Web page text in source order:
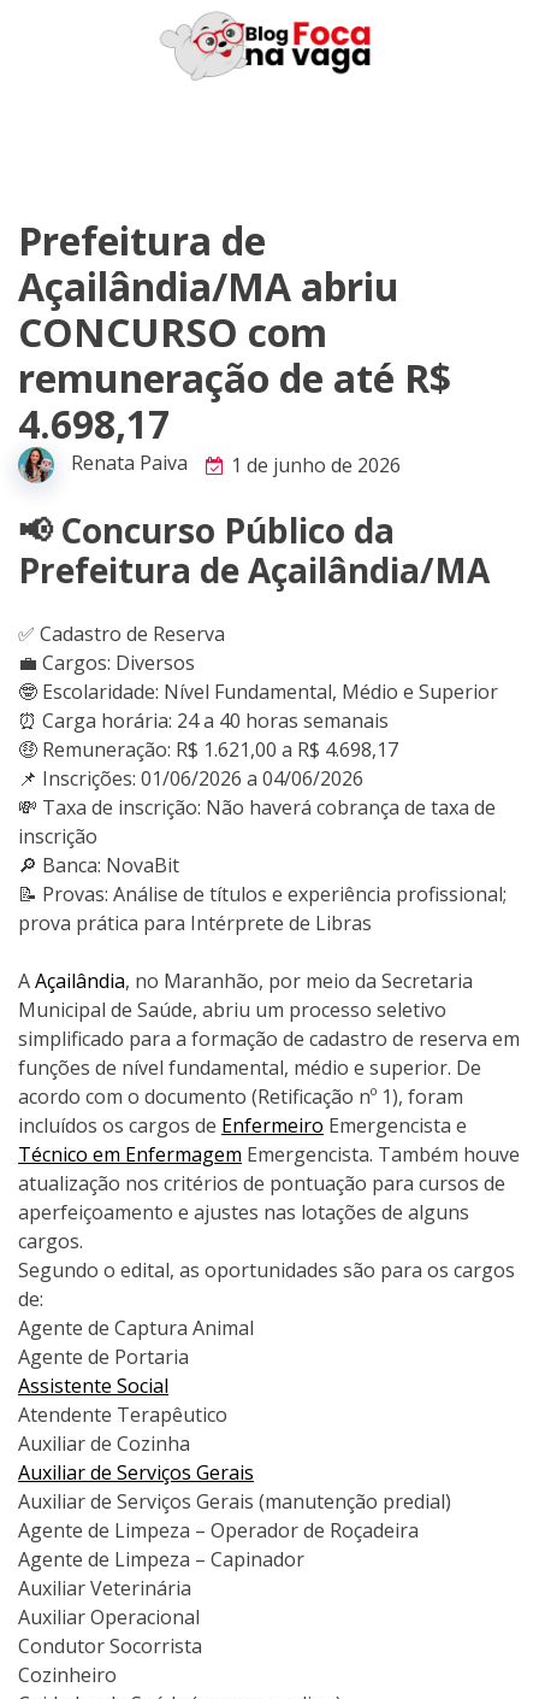
Prefeitura de
Açailândia/MA abriu
CONCURSO com
remuneração de até R$
4.698,17
Renata Paiva 1 de junho de 2026
📢 Concurso Público da
Prefeitura de Açailândia/MA
✅ Cadastro de Reserva
💼 Cargos: Diversos
🤓 Escolaridade: Nível Fundamental, Médio e Superior
⏰ Carga horária: 24 a 40 horas semanais
🤑 Remuneração: R$ 1.621,00 a R$ 4.698,17
📌 Inscrições: 01/06/2026 a 04/06/2026
💸 Taxa de inscrição: Não haverá cobrança de taxa de
inscrição
🔎 Banca: NovaBit
📝 Provas: Análise de títulos e experiência profissional;
prova prática para Intérprete de Libras
AAçailândia, no Maranhão, por meio da Secretaria
Municipal de Saúde, abriu um processo seletivo
simplificado para a formação de cadastro de reserva em
funções de nível fundamental, médio e superior. De
acordo com o documento (Retificação nº 1), foram
incluídos os cargos de Enfermeiro Emergencista e
Técnico em Enfermagem Emergencista. Também houve
atualização nos critérios de pontuação para cursos de
aperfeiçoamento e ajustes nas lotações de alguns
cargos.
Segundo o edital, as oportunidades são para os cargos
de:
Agente de Captura Animal
Agente de Portaria
Assistente Social
Atendente Terapêutico
Auxiliar de Cozinha
Auxiliar de Serviços Gerais
Auxiliar de Serviços Gerais (manutenção predial)
Agente de Limpeza – Operador de Roçadeira
Agente de Limpeza – Capinador
Auxiliar Veterinária
Auxiliar Operacional
Condutor Socorrista
Cozinheiro